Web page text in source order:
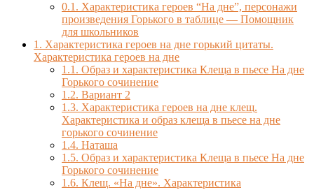
0.1. Характеристика героев “На дне”, персонажи
произведения Горького в таблице — Помощник
для школьников
1. Характеристика героев на дне горький цитаты.
Характеристика героев на дне
1.1. Образ и характеристика Клеща в пьесе На дне
Горького сочинение
1.2. Вариант 2
1.3. Характеристика героев на дне клещ.
Характеристика и образ клеща в пьесе на дне
горького сочинение
1.4. Наташа
1.5. Образ и характеристика Клеща в пьесе На дне
Горького сочинение
1.6. Клещ. «На дне». Характеристика